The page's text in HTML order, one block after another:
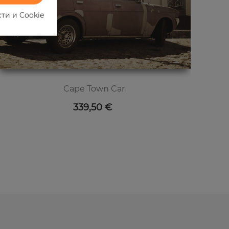
Cape Town Car
Цена
339,50 €
и Cookie